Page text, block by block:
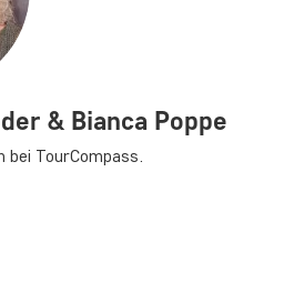
& Bianca Poppe
TourCompass.